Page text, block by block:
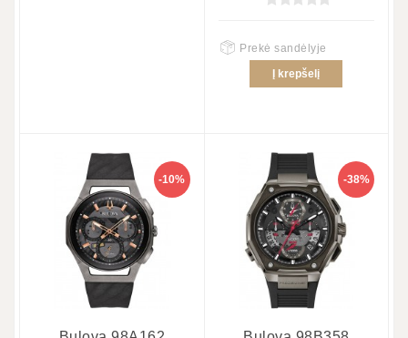
Prekė sandėlyje
Į krepšelį
-10% -38%